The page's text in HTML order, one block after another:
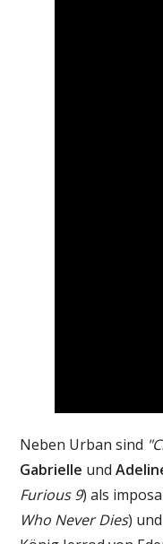
Neben Urban sind
Gabrielle und
Furious 9) als
Who Never Dies) und